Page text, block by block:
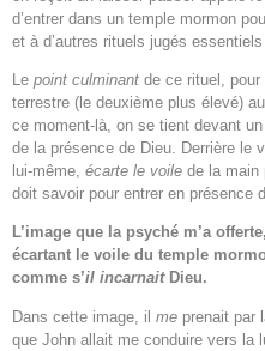
d’entrer dans un temple mormon
et à d’autres rituels jugés
Le point culminant de ce rituel, pour
terrestre (le deuxième plus élevé)
ce moment-là, on se tient devant
de la présence de Dieu. Derrière le
lui-même, écarte le voile de la main
doit savoir pour entrer en présence
L’image que la psyché m’a
écartant le voile du temple
comme s’il incarnaitDieu.
Dans cette image, il me prenait par
que John allait me conduire vers la